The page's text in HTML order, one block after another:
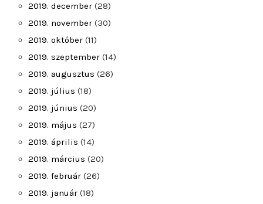
2019. december (28)
2019. november (30)
2019. október (11)
2019. szeptember (14)
2019. augusztus (26)
2019. július (18)
2019. június (20)
2019. május (27)
2019. április (14)
2019. március (20)
2019. február (26)
2019. január (18)